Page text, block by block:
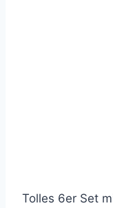
Tolles 6er Set